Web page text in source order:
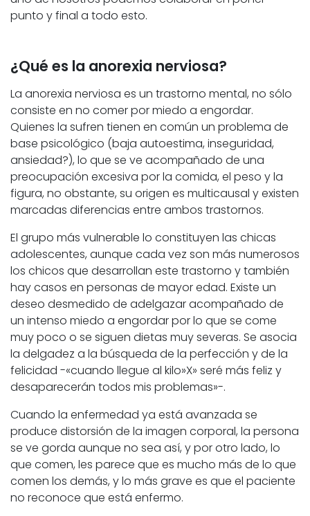
punto y final a todo esto.
¿Qué es la anorexia nerviosa?
La anorexia nerviosa es un trastorno mental, no sólo
consiste en no comer por miedo a engordar.
Quienes la sufren tienen en común un problema de
base psicológico (baja autoestima, inseguridad,
ansiedad?), lo que se ve acompañado de una
preocupación excesiva por la comida, el peso y la
figura, no obstante, su origen es multicausal y existen
marcadas diferencias entre ambos trastornos.
El grupo más vulnerable lo constituyen las chicas
adolescentes, aunque cada vez son más numerosos
los chicos que desarrollan este trastorno y también
hay casos en personas de mayor edad. Existe un
deseo desmedido de adelgazar acompañado de
un intenso miedo a engordar por lo que se come
muy poco o se siguen dietas muy severas. Se asocia
la delgadez a la búsqueda de la perfección y de la
felicidad -«cuando llegue al kilo»X» seré más feliz y
desaparecerán todos mis problemas»-.
Cuando la enfermedad ya está avanzada se
produce distorsión de la imagen corporal, la persona
se ve gorda aunque no sea así, y por otro lado, lo
que comen, les parece que es mucho más de lo que
comen los demás, y lo más grave es que el paciente
no reconoce que está enfermo.